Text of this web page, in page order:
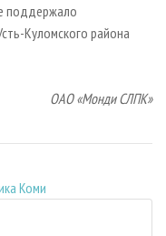
поддержало
Куломского района
ОАО «Монди СЛПК»
Коми